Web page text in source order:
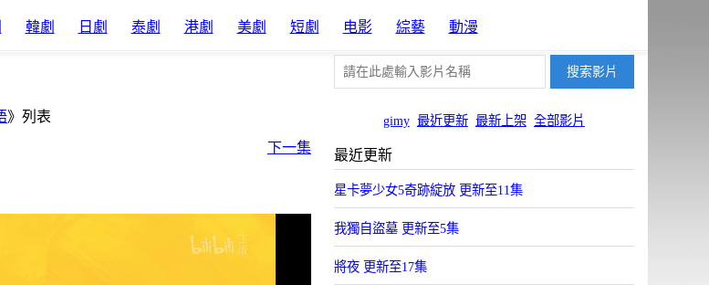
韓劇 日劇 泰劇 港劇 美劇 短劇 电影 綜藝 動漫
gimy 最近更新 最新上架 全部影片
》列表
下一集 最近更新
星卡夢少女5奇跡綻放 更新至11集
我獨自盜墓 更新至5集
將夜 更新至17集